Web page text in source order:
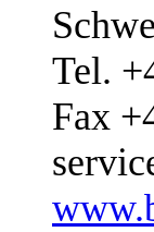
Tel.
Fax